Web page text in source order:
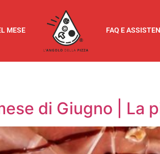
MESE FAQ E
di Giugno | La